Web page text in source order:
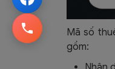
Mã số
gồm: